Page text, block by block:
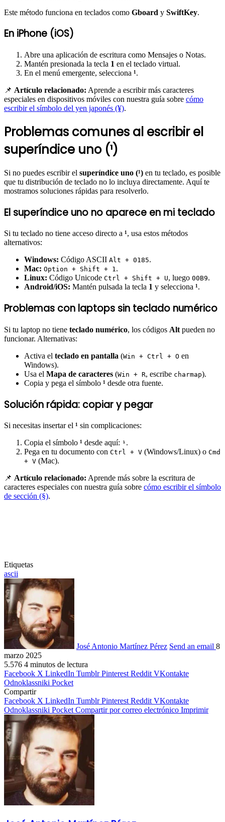
Este método funciona en teclados como Gboard y SwiftKey.
En iPhone (iOS)
Abre una aplicación de escritura como Mensajes o Notas.
Mantén presionada la tecla 1 en el teclado virtual.
En el menú emergente, selecciona ¹.
📌 Artículo relacionado: Aprende a escribir más caracteres
especiales en dispositivos móviles con nuestra guía sobre cómo
escribir el símbolo del yen japonés (¥).
Problemas comunes al escribir el
superíndice uno (¹)
Si no puedes escribir el superíndice uno (¹) en tu teclado, es posible
que tu distribución de teclado no lo incluya directamente. Aquí te
mostramos soluciones rápidas para resolverlo.
El superíndice uno no aparece en mi teclado
Si tu teclado no tiene acceso directo a ¹, usa estos métodos
alternativos:
Windows: Código ASCII Alt + 0185.
Mac: Option + Shift + 1.
Linux: Código Unicode Ctrl + Shift + U, luego 00B9.
Android/iOS: Mantén pulsada la tecla 1 y selecciona ¹.
Problemas con laptops sin teclado numérico
Si tu laptop no tiene teclado numérico, los códigos Alt pueden no
funcionar. Alternativas:
Activa el teclado en pantalla (Win + Ctrl + O en
Windows).
Usa el Mapa de caracteres (Win + R, escribe charmap).
Copia y pega el símbolo ¹ desde otra fuente.
Solución rápida: copiar y pegar
Si necesitas insertar el ¹ sin complicaciones:
Copia el símbolo ¹ desde aquí: ¹ .
Pega en tu documento con Ctrl + V (Windows/Linux) o Cmd
+ V (Mac).
📌 Artículo relacionado: Aprende más sobre la escritura de
caracteres especiales con nuestra guía sobre cómo escribir el símbolo
de sección (§).
Etiquetas
ascii
José Antonio Martínez Pérez Send an email 8
marzo 2025
5.576 4 minutos de lectura
Facebook X LinkedIn Tumblr Pinterest Reddit VKontakte
Odnoklassniki Pocket
Compartir
Facebook X LinkedIn Tumblr Pinterest Reddit VKontakte
Odnoklassniki Pocket Compartir por correo electrónico Imprimir